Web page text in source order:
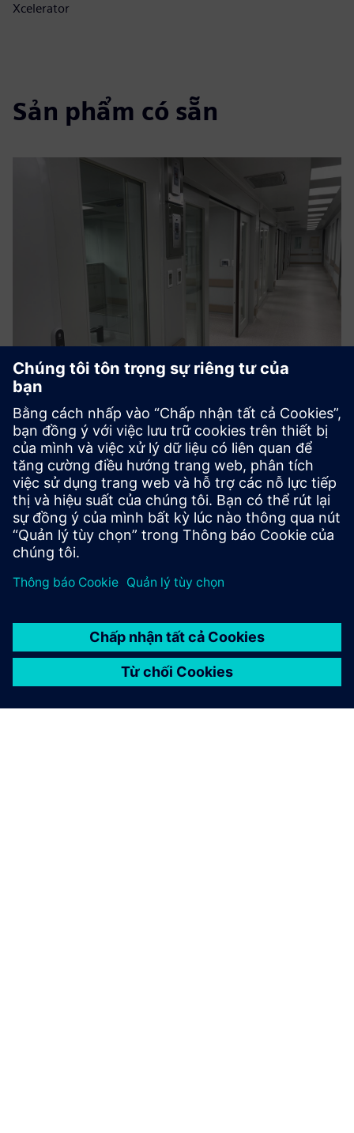
Xcelerator
Sản phẩm có sẵn
AIRLOCK(InterLock) System
The Air-Lock system minimizes pressure loss and prevents
cross-contamination by blocking gases, bacteria, UV rays,
and noise with interlocking doors.
Tìm hiểu thêm